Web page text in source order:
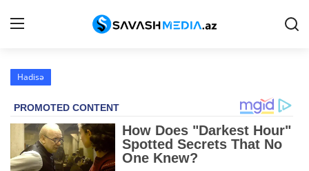
Haqqımızda
Peşə etikası
Hadisə